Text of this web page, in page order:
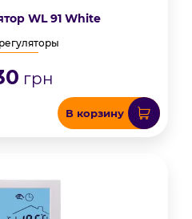
WL 91 White
грн
В корзину